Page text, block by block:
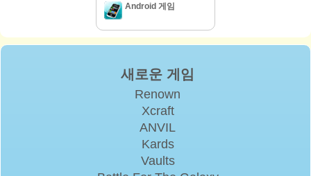
Android 게임
새로운 게임
Renown
Xcraft
ANVIL
Kards
Vaults